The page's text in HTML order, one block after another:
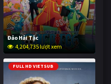
Đảo Hải Tặc
4,204,735 lượt xem
FULL HD VIETSUB